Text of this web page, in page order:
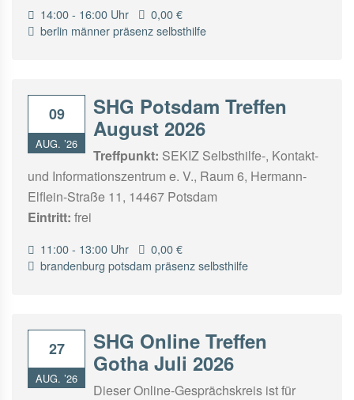
14:00 - 16:00 Uhr
0,00 €
berlin männerpräsenzselbsthilfe
09
AUG. ’26
SHG Potsdam Treffen
August 2026
Treffpunkt: SEKIZ Selbsthilfe-, Kontakt-
und Informationszentrum e. V., Raum 6, Hermann-
Elflein-Straße 11, 14467 Potsdam
Eintritt: frei
11:00 - 13:00 Uhr
0,00 €
brandenburg potsdam präsenzselbsthilfe
27
AUG. ’26
SHG Online Treffen
Gotha Juli 2026
Dieser Online-Gesprächskreis ist für